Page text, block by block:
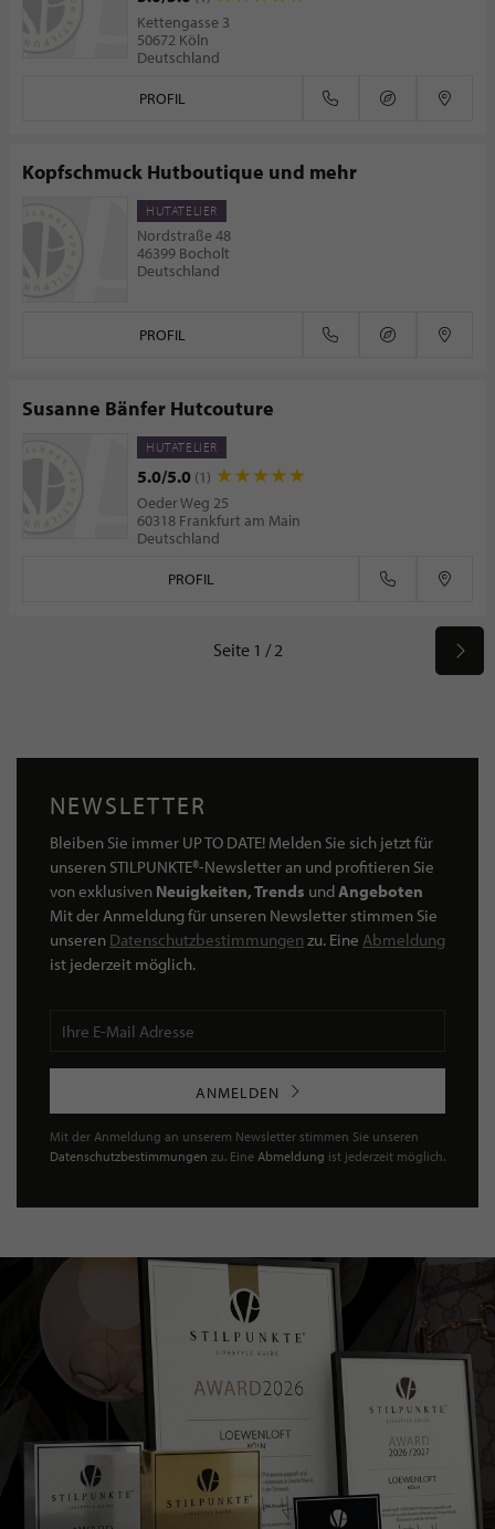
Kettengasse 3
50672 Köln
Deutschland
PROFIL
Kopfschmuck Hutboutique und mehr
HUTATELIER
Nordstraße 48
46399 Bocholt
Deutschland
PROFIL
Susanne Bänfer Hutcouture
HUTATELIER
5.0/5.0 (1)
Oeder Weg 25
60318 Frankfurt am Main
Deutschland
PROFIL
Seite 1 / 2
NEWSLETTER
Bleiben Sie immer UP TO DATE! Melden Sie sich jetzt für
unseren STILPUNKTE®-Newsletter an und profitieren Sie
von exklusiven Neuigkeiten, Trends undAngeboten
Mit der Anmeldung für unseren Newsletter stimmen Sie
unseren Datenschutzbestimmungen zu. Eine Abmeldung
ist jederzeit möglich.
ANMELDEN
Mit der Anmeldung an unserem Newsletter stimmen Sie unseren
Datenschutzbestimmungen zu. Eine Abmeldung ist jederzeit möglich.